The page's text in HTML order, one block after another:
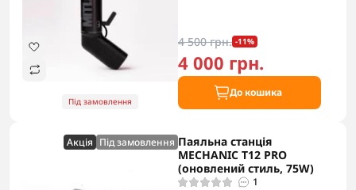
Під замовлення
4 500 грн. -11%
4 000 грн.
До кошика
Акцiя Під замовлення Паяльна станція
MECHANIC T12 PRO
(оновлений стиль, 75W)
1